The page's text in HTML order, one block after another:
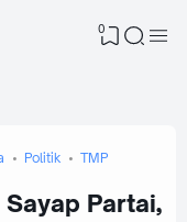
0
Politik TMP
Partai,